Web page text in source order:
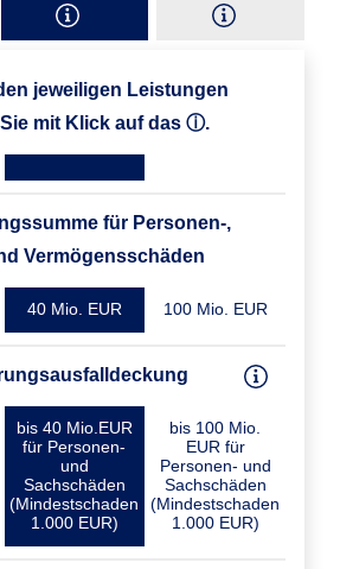
jeweiligen Leistungen
mit Klick auf das ⓘ.
für Personen-,
Vermögensschäden
40 Mio. EUR 100 Mio. EUR
bis 40 Mio.EUR
für Personen-
und
Sachschäden
(Mindestschaden
1.000 EUR)
bis 100 Mio.
EUR für
Personen- und
Sachschäden
(Mindestschaden
1.000 EUR)